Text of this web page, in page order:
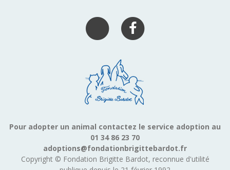
Pour adopter un animal contactez le service adoption au
01 34 86 23 70
adoptions@fondationbrigittebardot.fr
Copyright © Fondation Brigitte Bardot, reconnue d'utilité